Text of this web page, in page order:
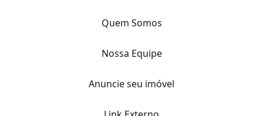
Quem Somos
Nossa Equipe
Anuncie seu imóvel